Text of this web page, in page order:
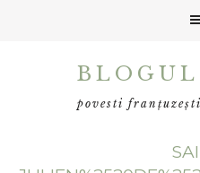
povesti